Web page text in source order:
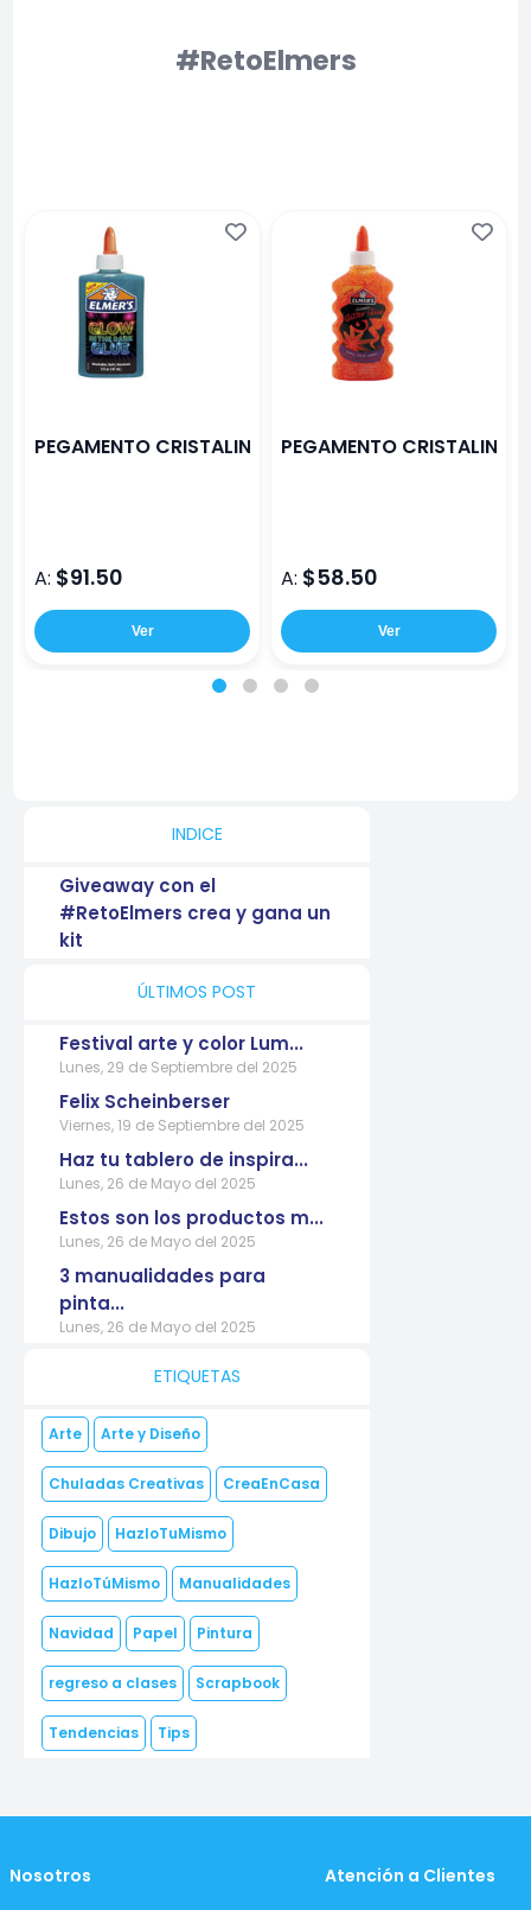
#RetoElmers
PEGAMENTO CRISTALINO ELMERS GLOW N DARK 147
A: $91.50
Ver
PEGAMENTO CRISTALINO
A: $58.50
Ver
INDICE
Giveaway con el
#RetoElmers crea y gana un
kit
ÚLTIMOS POST
Festival arte y color Lum...
Lunes, 29 de Septiembre del 2025
Felix Scheinberser
Viernes, 19 de Septiembre del 2025
Haz tu tablero de inspira...
Lunes, 26 de Mayo del 2025
Estos son los productos m...
Lunes, 26 de Mayo del 2025
3 manualidades para
pinta...
Lunes, 26 de Mayo del 2025
ETIQUETAS
Arte Arte y Diseño
Chuladas Creativas CreaEnCasa
Dibujo HazloTuMismo
HazloTúMismo Manualidades
Navidad Papel Pintura
regreso a clases Scrapbook
Tendencias Tips
Nosotros Atención a Clientes